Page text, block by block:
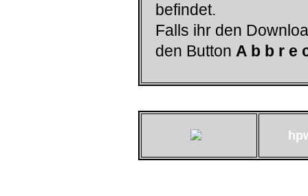
befindet.
Falls ihr den
den Button A b b r e